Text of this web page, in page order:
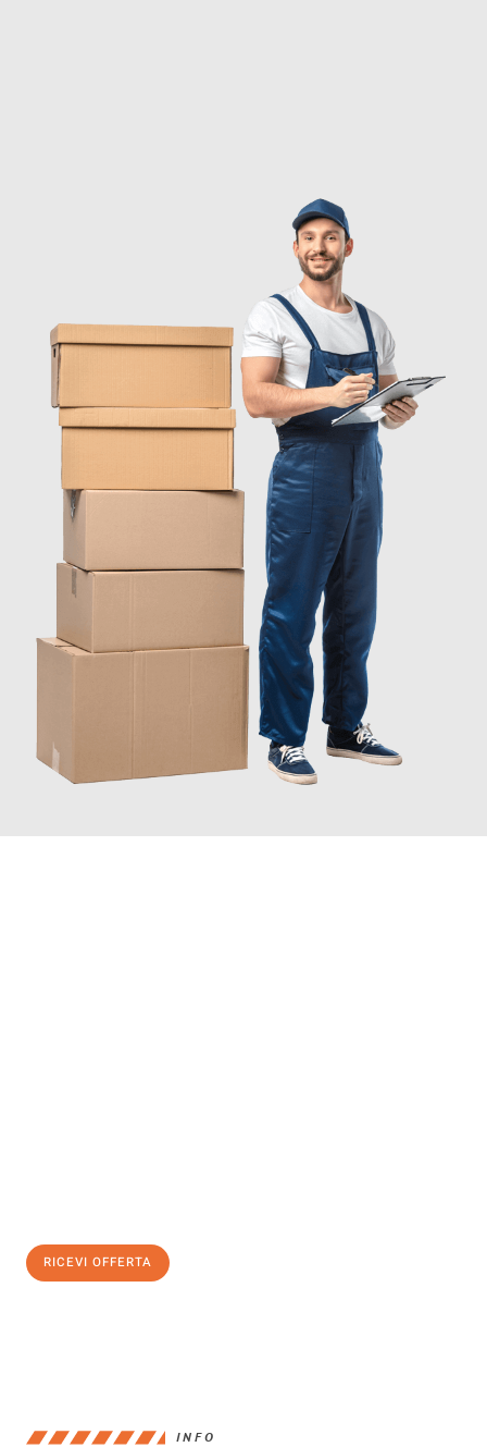
RICEVI OFFERTA
INFO